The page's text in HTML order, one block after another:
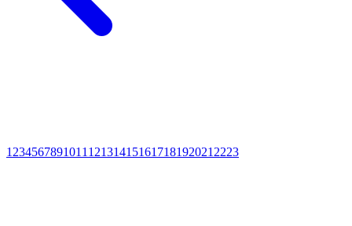
1 234567891011 12131415161718192021 2223